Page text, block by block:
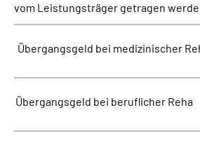
vom Leistungsträger getragen
Übergangsgeld bei medizinischer
Übergangsgeld bei beruflicher Reha